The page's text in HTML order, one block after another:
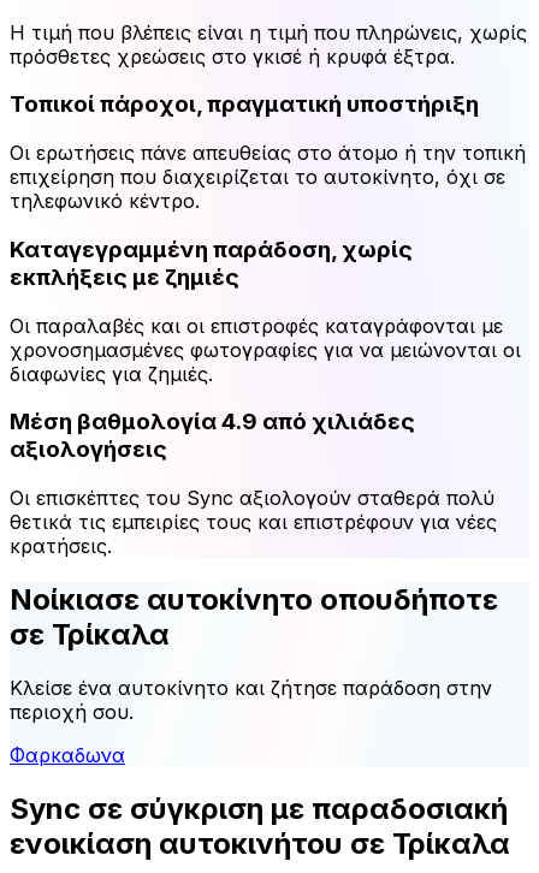
Η τιμή που βλέπεις είναι η τιμή που πληρώνεις, χωρίς
πρόσθετες χρεώσεις στο γκισέ ή κρυφά έξτρα.
Τοπικοί πάροχοι, πραγματική υποστήριξη
Οι ερωτήσεις πάνε απευθείας στο άτομο ή την τοπική
επιχείρηση που διαχειρίζεται το αυτοκίνητο, όχι σε
τηλεφωνικό κέντρο.
Καταγεγραμμένη παράδοση, χωρίς
εκπλήξεις με ζημιές
Οι παραλαβές και οι επιστροφές καταγράφονται με
χρονοσημασμένες φωτογραφίες για να μειώνονται οι
διαφωνίες για ζημιές.
Μέση βαθμολογία 4.9 από χιλιάδες
αξιολογήσεις
Οι επισκέπτες του Sync αξιολογούν σταθερά πολύ
θετικά τις εμπειρίες τους και επιστρέφουν για νέες
κρατήσεις.
Νοίκιασε αυτοκίνητο οπουδήποτε
σε Τρίκαλα
Κλείσε ένα αυτοκίνητο και ζήτησε παράδοση στην
περιοχή σου.
Φαρκαδωνα
Sync σε σύγκριση με παραδοσιακή
ενοικίαση αυτοκινήτου σε Τρίκαλα